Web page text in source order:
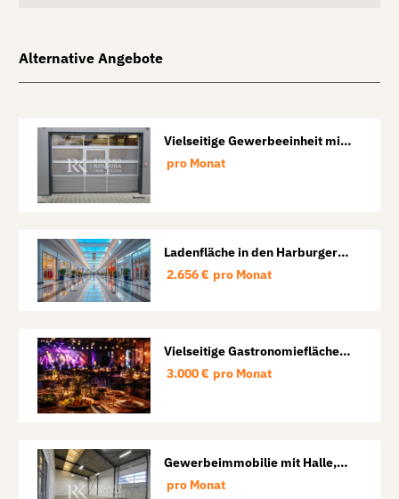
Alternative Angebote
Vielseitige Gewerbeeinheit mit
Lorenz
pro Monat
Ladenfläche in den Harburger
2.656 € pro Monat
Vielseitige Gastronomiefläche
und Events.
3.000 € pro Monat
Gewerbeimmobilie mit Halle,
pro Monat